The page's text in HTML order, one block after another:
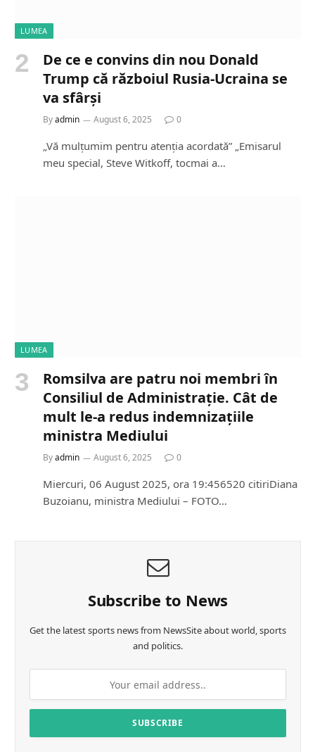
LUMEA
De ce e convins din nou Donald
Trump că războiul Rusia-Ucraina se
va sfârși
Byadmin August 6, 2025 0
„Vă mulțumim pentru atenția acordată” „Emisarul
meu special, Steve Witkoff, tocmai a…
LUMEA
Romsilva are patru noi membri în
Consiliul de Administrație. Cât de
mult le-a redus indemnizațiile
ministra Mediului
Byadmin August 6, 2025 0
Miercuri, 06 August 2025, ora 19:456520 citiriDiana
Buzoianu, ministra Mediului – FOTO…
Subscribe to News
Get the latest sports news from NewsSite about world, sports
and politics.